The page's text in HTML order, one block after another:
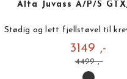
Alfa Juvass A/P/S
Stødig og lett fjellstøvel til
3149 ,-
4499 ,-